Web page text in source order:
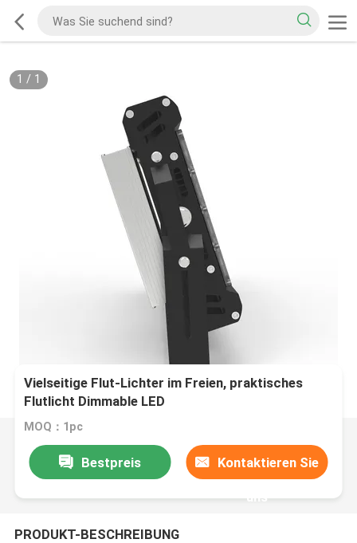
1 / 1
Vielseitige Flut-Lichter im Freien, praktisches
Flutlicht Dimmable LED
MOQ：1pc
Bestpreis Kontaktieren Sie
uns
PRODUKT-BESCHREIBUNG